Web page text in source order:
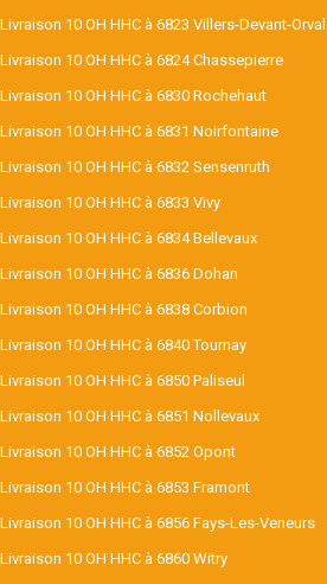
Livraison 10 OH HHC à 6823 Villers-Devant-Orval
Livraison 10 OH HHC à 6824 Chassepierre
Livraison 10 OH HHC à 6830 Rochehaut
Livraison 10 OH HHC à 6831 Noirfontaine
Livraison 10 OH HHC à 6832 Sensenruth
Livraison 10 OH HHC à 6833 Vivy
Livraison 10 OH HHC à 6834 Bellevaux
Livraison 10 OH HHC à 6836 Dohan
Livraison 10 OH HHC à 6838 Corbion
Livraison 10 OH HHC à 6840 Tournay
Livraison 10 OH HHC à 6850 Paliseul
Livraison 10 OH HHC à 6851 Nollevaux
Livraison 10 OH HHC à 6852 Opont
Livraison 10 OH HHC à 6853 Framont
Livraison 10 OH HHC à 6856 Fays-Les-Veneurs
Livraison 10 OH HHC à 6860 Witry